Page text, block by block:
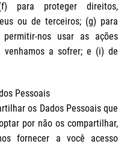
para proteger direitos,
ou de terceiros; (g) para
nos usar as ações
a sofrer; e (i) de
Pessoais
os Dados Pessoais que
por não os compartilhar,
fornecer a você acesso